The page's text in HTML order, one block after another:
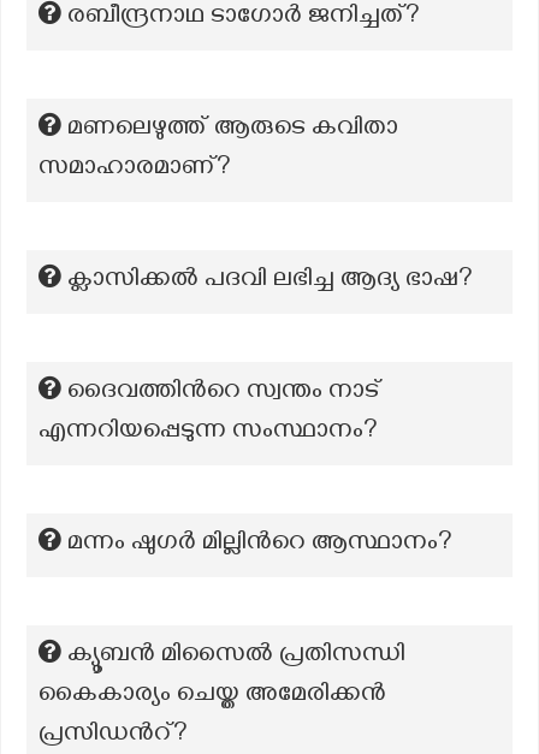
രബീന്ദ്രനാഥ ടാഗോർ ജനിച്ചത്?
മണലെഴുത്ത് ആരുടെ കവിതാ
സമാഹാരമാണ്?
ക്ലാസിക്കൽ പദവി ലഭിച്ച ആദ്യ ഭാഷ?
ദൈവത്തിന്‍റെ സ്വന്തം നാട്
എന്നറിയപ്പെടുന്ന സംസ്ഥാനം?
മന്നം ഷുഗർ മില്ലിന്‍റെ ആസ്ഥാനം?
ക്യൂബൻ മിസൈൽ പ്രതിസന്ധി
കൈകാര്യം ചെയ്ത അമേരിക്കൻ
പ്രസിഡൻറ്?